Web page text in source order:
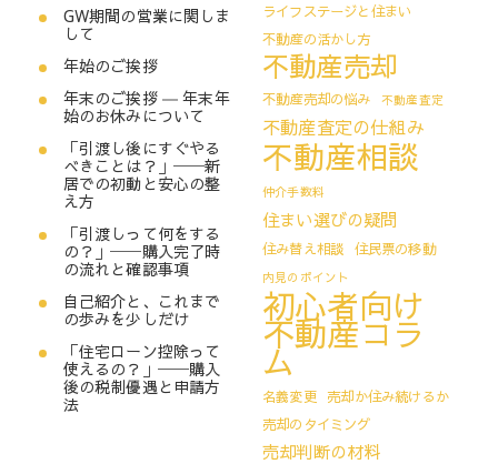
GW期間の営業に関しま
して
年始のご挨拶
年末のご挨拶 ― 年末年
始のお休みについて
「引渡し後にすぐやる
べきことは？」──新
居での初動と安心の整
え方
「引渡しって何をする
の？」──購入完了時
の流れと確認事項
自己紹介と、これまで
の歩みを少しだけ
「住宅ローン控除って
使えるの？」──購入
後の税制優遇と申請方
法
ライフステージと住まい
不動産の活かし方
不動産売却
不動産売却の悩み 不動産査定
不動産査定の仕組み
不動産相談
仲介手数料
住まい選びの疑問
住み替え相談 住民票の移動
内見のポイント
初心者向け
不動産コラ
ム
名義変更 売却か住み続けるか
売却のタイミング
売却判断の材料